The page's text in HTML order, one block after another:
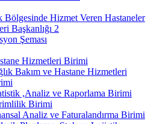
Bölgesinde Hizmet Veren Hastaneler
Başkanlığı 2
Şeması
Hizmetleri Birimi
Bakım ve Hastane Hizmetleri
,Analiz ve Raporlama Birimi
Birimi
Analiz ve Faturalandırma Birimi